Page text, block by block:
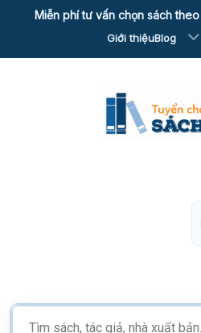
Miễn phí tư vấn chọn sách
Giới thiệuBlog
Tìm
kiếm